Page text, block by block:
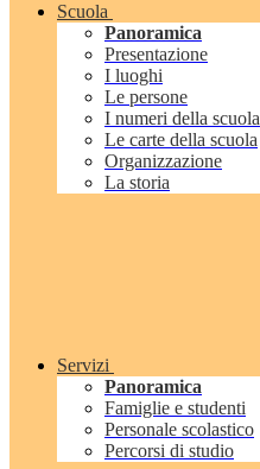
Scuola
Panoramica
Presentazione
I luoghi
Le persone
I numeri della scuola
Le carte della scuola
Organizzazione
La storia
Servizi
Panoramica
Famiglie e studenti
Personale scolastico
Percorsi di studio